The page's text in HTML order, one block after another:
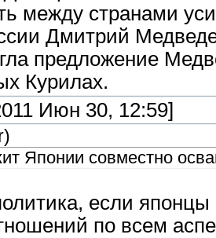
между странами
Дмитрий
предложение
Курилах.
Июн 30, 12:59]
)
Японии совместно
если японцы
по всем